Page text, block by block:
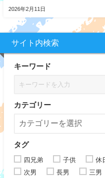
2026年2月11日
サイト内検索
キーワード
カテゴリー
タグ
四兄弟 子供 休
次男
長男 三男